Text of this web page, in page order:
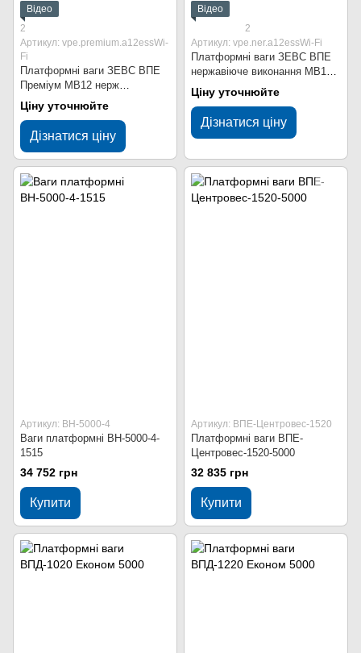
Відео
2
Артикул: vpe.premium.a12essWi-
Fi
Платформні ваги ЗЕВС ВПЕ
Преміум МВ12 нерж
1000x1000 мм 5000 кг Wi-Fi
Ціну уточнюйте
Дізнатися ціну
Відео
2
Артикул: vpe.ner.a12essWi-Fi
Платформні ваги ЗЕВС ВПЕ
нержавіюче виконання МВ12
1000x1000 мм 5000 кг Wi-Fi
Ціну уточнюйте
Дізнатися ціну
Артикул: ВН-5000-4
Ваги платформні ВН-5000-4-
1515
34 752 грн
Купити
Артикул: ВПЕ-Центровес-1520
Платформні ваги ВПЕ-
Центровес-1520-5000
32 835 грн
Купити